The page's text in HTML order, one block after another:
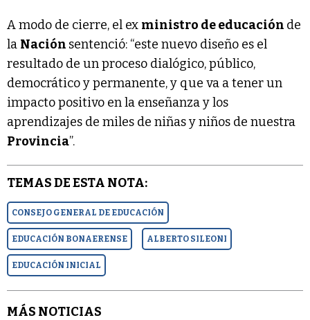
A modo de cierre, el ex ministro de educación de
la Nación sentenció: “este nuevo diseño es el
resultado de un proceso dialógico, público,
democrático y permanente, y que va a tener un
impacto positivo en la enseñanza y los
aprendizajes de miles de niñas y niños de nuestra
Provincia”.
TEMAS DE ESTA NOTA:
CONSEJO GENERAL DE EDUCACIÓN
EDUCACIÓN BONAERENSE ALBERTO SILEONI
EDUCACIÓN INICIAL
MÁS NOTICIAS